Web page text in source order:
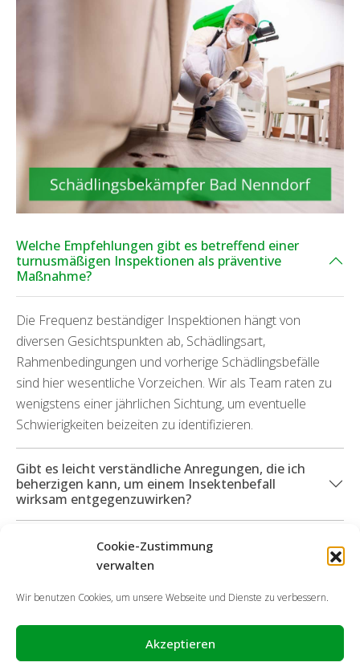
Cookie-Zustimmung
verwalten
Wir benutzen Cookies, um unsere Webseite und Dienste zu verbessern.
Akzeptieren
Welche Empfehlungen gibt es betreffend einer
turnusmäßigen Inspektionen als präventive
Maßnahme?
Die Frequenz beständiger Inspektionen hängt von
diversen Gesichtspunkten ab, Schädlingsart,
Rahmenbedingungen und vorherige Schädlingsbefälle
sind hier wesentliche Vorzeichen. Wir als Team raten zu
wenigstens einer jährlichen Sichtung, um eventuelle
Schwierigkeiten beizeiten zu identifizieren.
Gibt es leicht verständliche Anregungen, die ich
beherzigen kann, um einem Insektenbefall
wirksam entgegenzuwirken?
Welche Services kann ich in Anspruch nehmen,
wenn durch die Schädlinge Beschädigungen
angefallen sind?